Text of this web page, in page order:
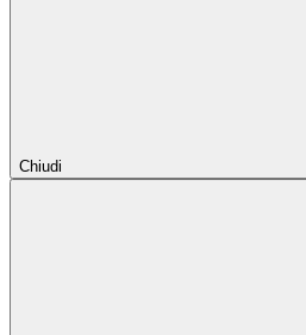
Chiudi